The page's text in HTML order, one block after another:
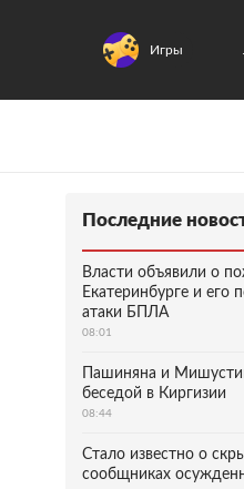
Игры
Последние
Власти объявили о
Екатеринбурге и его
атаки БПЛА
08:01
Пашиняна и
беседой в Киргизии
08:44
Стало известно о
сообщниках